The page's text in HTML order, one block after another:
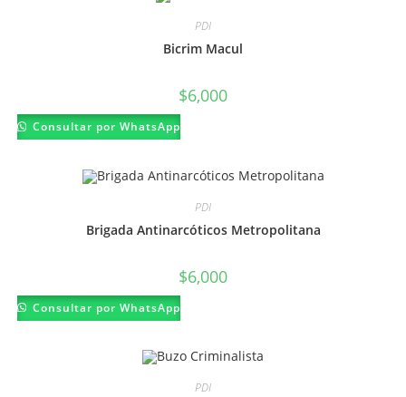
PDI
Bicrim Macul
$6,000
Consultar por WhatsApp
PDI
Brigada Antinarcóticos Metropolitana
$6,000
Consultar por WhatsApp
PDI